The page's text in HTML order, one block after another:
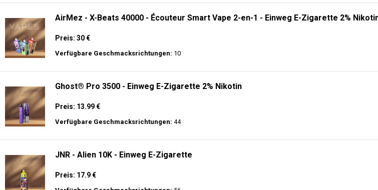
AirMez - X-Beats 40000 - Écouteur Smart Vape 2-en-1 - Einweg E-Zigarette 2%
Preis: 30 €
Verfügbare Geschmacksrichtungen: 10
Ghost® Pro 3500 - Einweg E-Zigarette 2% Nikotin
Preis: 13.99 €
Verfügbare Geschmacksrichtungen: 44
JNR - Alien 10K - Einweg E-Zigarette
Preis: 17.9 €